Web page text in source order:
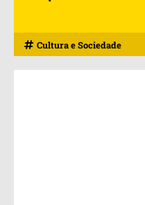
Cultura e Sociedade